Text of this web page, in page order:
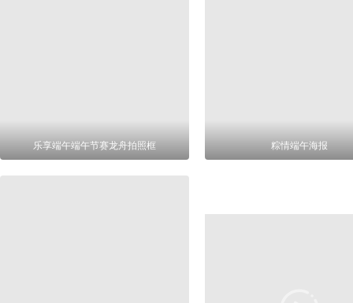
乐享端午端午节赛龙舟拍照框 粽情端午海报